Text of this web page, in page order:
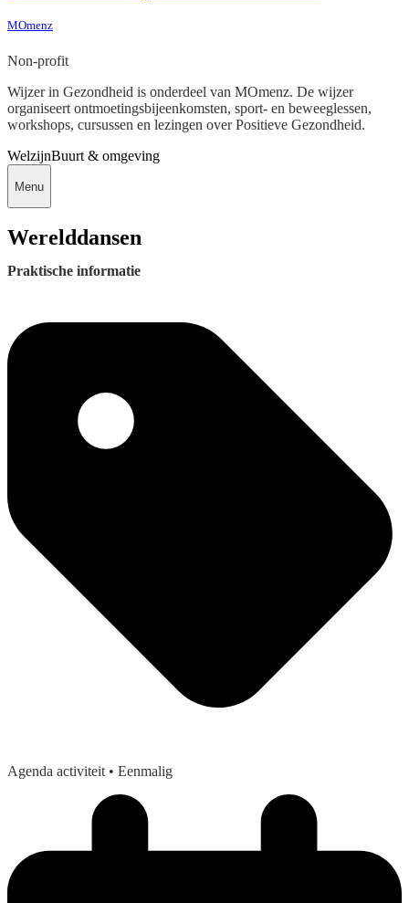
MOmenz
Non-profit
Wijzer in Gezondheid is onderdeel van MOmenz. De wijzer
organiseert ontmoetingsbijeenkomsten, sport- en beweeglessen,
workshops, cursussen en lezingen over Positieve Gezondheid.
WelzijnBuurt & omgeving
Menu
Werelddansen
Praktische informatie
Agenda activiteit • Eenmalig